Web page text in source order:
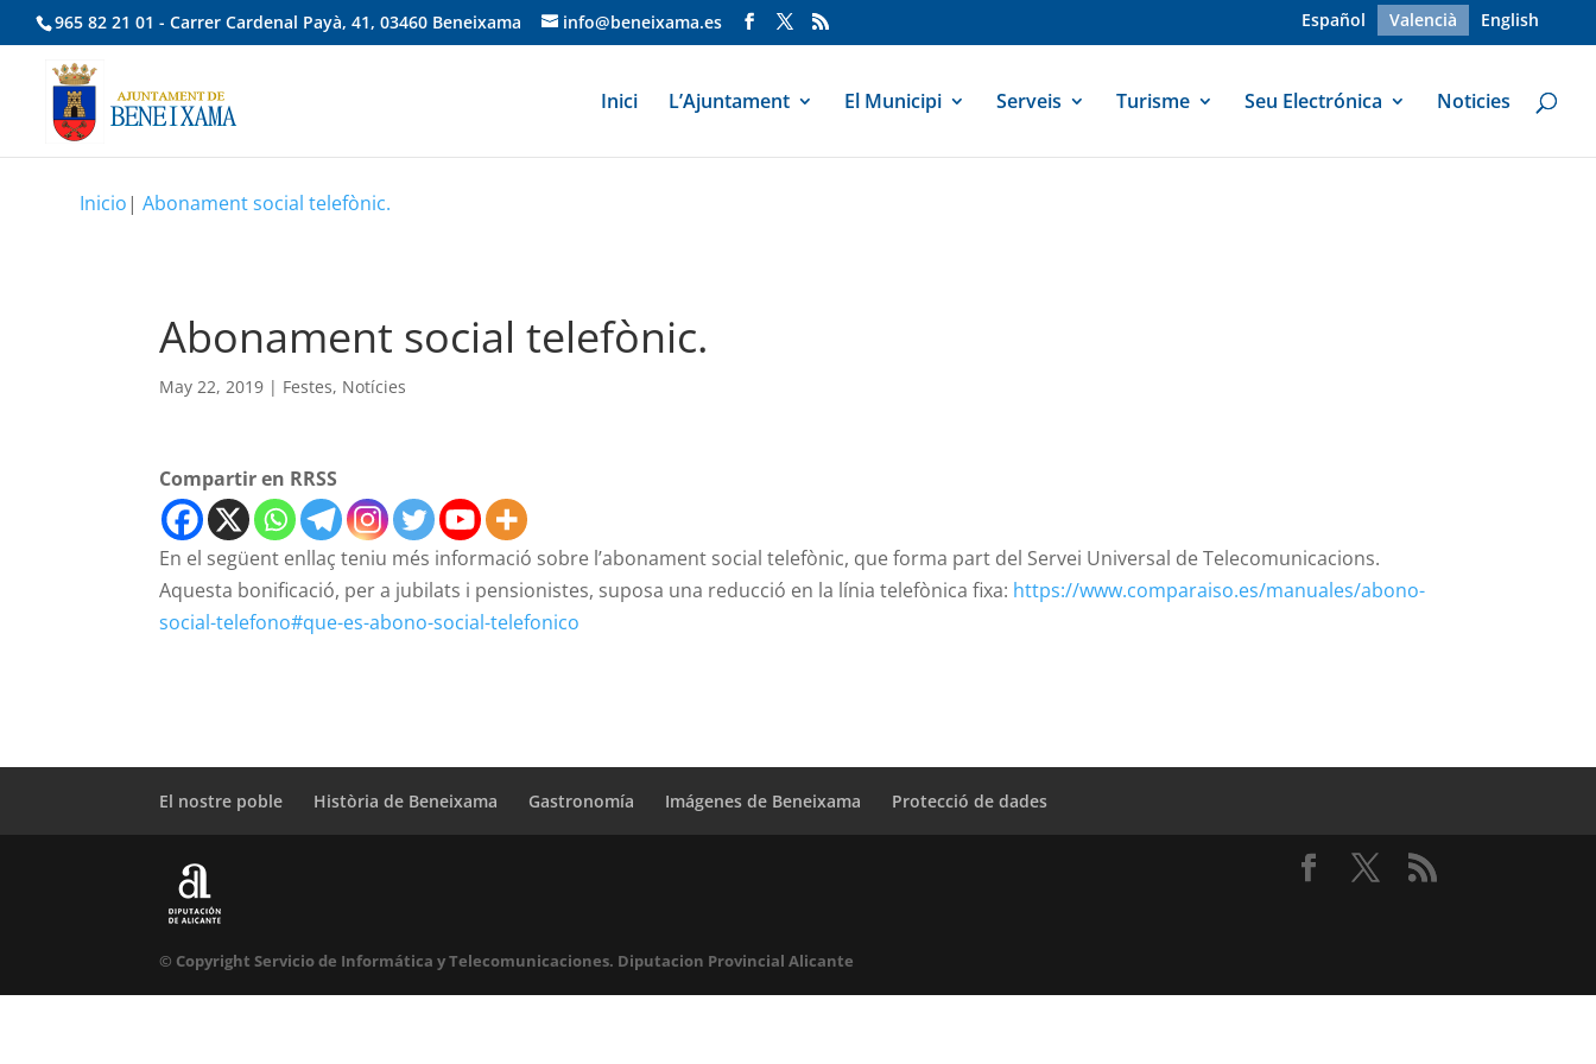
965 82 21 01 - Carrer Cardenal Payà, 41, 03460 Beneixama info@beneixama.es Español Valencià English
Inici L’Ajuntament El Municipi Serveis Turisme Seu Electrónica Noticies
Inicio|Abonament social telefònic.
Abonament social telefònic.
May 22, 2019 | Festes, Notícies
Compartir en RRSS
En el següent enllaç teniu més informació sobre l’abonament social telefònic, que forma part del Servei Universal de Telecomunicacions.
Aquesta bonificació, per a jubilats i pensionistes, suposa una reducció en la línia telefònica fixa: https://www.comparaiso.es/manuales/abono-
social-telefono#que-es-abono-social-telefonico
El nostre poble Història de Beneixama Gastronomía Imágenes de Beneixama Protecció de dades
© Copyright Servicio de Informática y Telecomunicaciones. Diputacion Provincial Alicante